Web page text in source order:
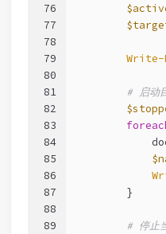
76
77
78
79
80
81
82
83
84
85
86
87
88
89
Write-
# 启动
        }
# 停止